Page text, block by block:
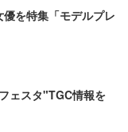
を特集「モデルプレ
ェスタ"TGC情報を